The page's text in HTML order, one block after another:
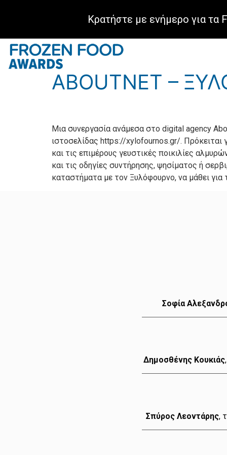
Κρατήστε με ενήμερο για τα
Tag:Υπηρεσίες
ABOUTNET –
Μια συνεργασία ανάμεσα στο digital agency
ιστοσελίδας https://xylofournos.gr/. Πρόκειται
και τις επιμέρους γευστικές ποικιλίες
και τις οδηγίες συντήρησης, ψησίματος ή
καταστήματα με τον Ξυλόφουρνο, να μάθει
Σοφία
Δημοσθένης Κουκιάς
Σπύρος Λεοντάρης,